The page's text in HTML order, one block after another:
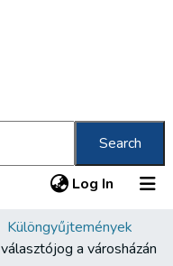
Search
Log In (current)
Különgyűjtemények
a városházán